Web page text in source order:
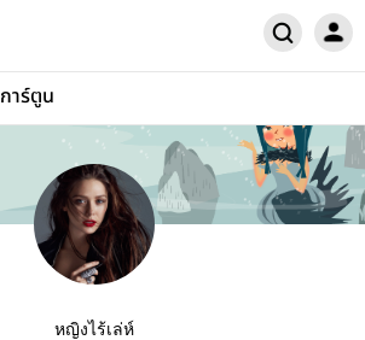
การ์ตูน
หญิงไร้เล่ห์